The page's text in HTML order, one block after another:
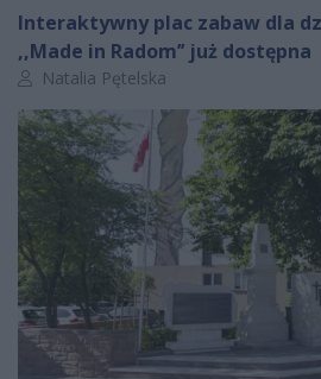
Interaktywny plac zabaw dla
,,Made in Radom’’ już dostępna
Autor artykułu:
Natalia Pętelska